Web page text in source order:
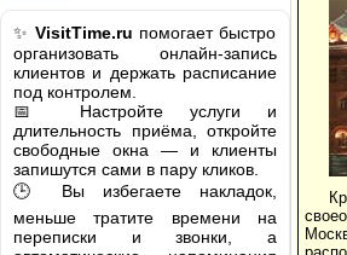
✨ VisitTime.ru помогает быстро
организовать онлайн-запись
клиентов и держать расписание
под контролем.
📅 Настройте услуги и
длительность приёма, откройте
свободные окна — и клиенты
запишутся сами в пару кликов.
🕒 Вы избегаете накладок,
меньше тратите времени на
переписки и звонки, а